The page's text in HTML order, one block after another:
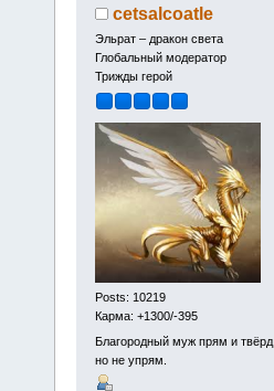
cetsalcoatle
Эльрат – дракон света
Глобальный модератор
Трижды герой
Posts: 10219
Карма: +1300/-395
Благородный муж прям и твёрд,
но не упрям.